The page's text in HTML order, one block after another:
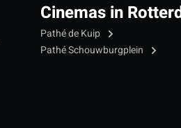
Cinemas in
Pathé de Kuip
Pathé Schouwburgplein